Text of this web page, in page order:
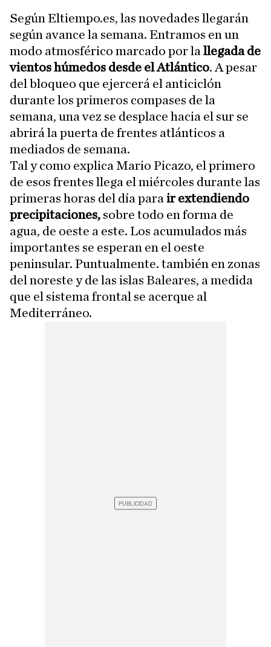
Según Eltiempo.es, las novedades llegarán
según avance la semana. Entramos en un
modo atmosférico marcado por la llegada de
vientos húmedos desde el Atlántico. A pesar
del bloqueo que ejercerá el anticiclón
durante los primeros compases de la
semana, una vez se desplace hacia el sur se
abrirá la puerta de frentes atlánticos a
mediados de semana.
Tal y como explica Mario Picazo, el primero
de esos frentes llega el miércoles durante las
primeras horas del día para ir extendiendo
precipitaciones, sobre todo en forma de
agua, de oeste a este. Los acumulados más
importantes se esperan en el oeste
peninsular. Puntualmente. también en zonas
del noreste y de las islas Baleares, a medida
que el sistema frontal se acerque al
Mediterráneo.